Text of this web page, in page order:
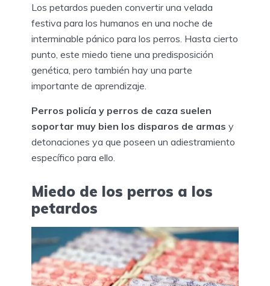
Los petardos pueden convertir una velada
festiva para los humanos en una noche de
interminable pánico para los perros. Hasta cierto
punto, este miedo tiene una predisposición
genética, pero también hay una parte
importante de aprendizaje.
Perros policía y perros de caza suelen
soportar muy bien los disparos de armas y
detonaciones ya que poseen un adiestramiento
específico para ello.
Miedo de los perros a los
petardos